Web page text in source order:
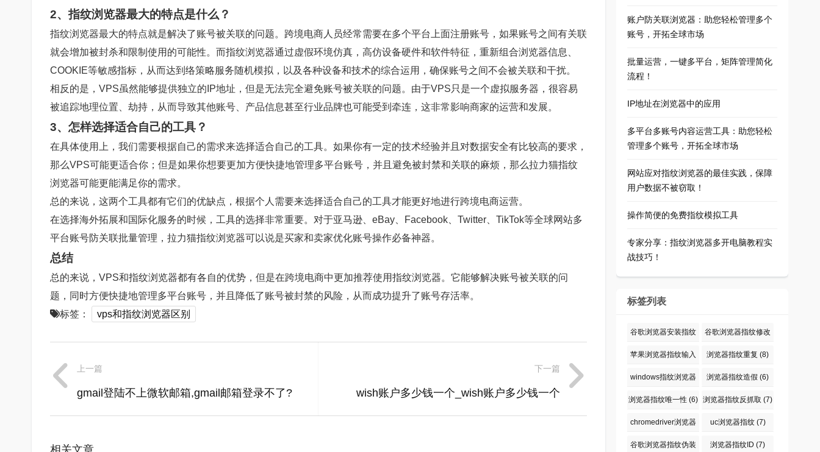
2、指纹浏览器最大的特点是什么？
指纹浏览器最大的特点就是解决了账号被关联的问题。跨境电商人员经常需要在多个平台上面注册账号，如果账号之间有关联
就会增加被封杀和限制使用的可能性。而指纹浏览器通过虚假环境仿真，高仿设备硬件和软件特征，重新组合浏览器信息、
COOKIE等敏感指标，从而达到络策略服务随机模拟，以及各种设备和技术的综合运用，确保账号之间不会被关联和干扰。
相反的是，VPS虽然能够提供独立的IP地址，但是无法完全避免账号被关联的问题。由于VPS只是一个虚拟服务器，很容易
被追踪地理位置、劫持，从而导致其他账号、产品信息甚至行业品牌也可能受到牵连，这非常影响商家的运营和发展。
3、怎样选择适合自己的工具？
在具体使用上，我们需要根据自己的需求来选择适合自己的工具。如果你有一定的技术经验并且对数据安全有比较高的要求，
那么VPS可能更适合你；但是如果你想要更加方便快捷地管理多平台账号，并且避免被封禁和关联的麻烦，那么拉力猫指纹
浏览器可能更能满足你的需求。
总的来说，这两个工具都有它们的优缺点，根据个人需要来选择适合自己的工具才能更好地进行跨境电商运营。
在选择海外拓展和国际化服务的时候，工具的选择非常重要。对于亚马逊、eBay、Facebook、Twitter、TikTok等全球网站多
平台账号防关联批量管理，拉力猫指纹浏览器可以说是买家和卖家优化账号操作必备神器。
总结
总的来说，VPS和指纹浏览器都有各自的优势，但是在跨境电商中更加推荐使用指纹浏览器。它能够解决账号被关联的问
题，同时方便快捷地管理多平台账号，并且降低了账号被封禁的风险，从而成功提升了账号存活率。
标签：
vps和指纹浏览器区别
上一篇
gmail登陆不上微软邮箱,gmail邮箱登录不了?
下一篇
wish账户多少钱一个_wish账户多少钱一个
相关文章
账户防关联浏览器：助您轻松管理多个
账号，开拓全球市场
批量运营，一键多平台，矩阵管理简化
流程！
IP地址在浏览器中的应用
多平台多账号内容运营工具：助您轻松
管理多个账号，开拓全球市场
网站应对指纹浏览器的最佳实践，保障
用户数据不被窃取！
操作简便的免费指纹模拟工具
专家分享：指纹浏览器多开电脑教程实
战技巧！
标签列表
谷歌浏览器安装指纹
仪(6)
谷歌浏览器指纹修改
插件(6)
苹果浏览器指纹输入
密码(9)
浏览器指纹重复 (8)
windows指纹浏览器
输入密码 (6)
浏览器指纹造假 (6)
浏览器指纹唯一性 (6) 浏览器指纹反抓取 (7)
chromedriver浏览器
指纹伪装(6)
uc浏览器指纹(7)
谷歌浏览器指纹伪装 浏览器指纹ID (7)